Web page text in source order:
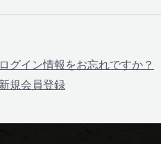
ログイン情報をお忘れですか？
新規会員登録